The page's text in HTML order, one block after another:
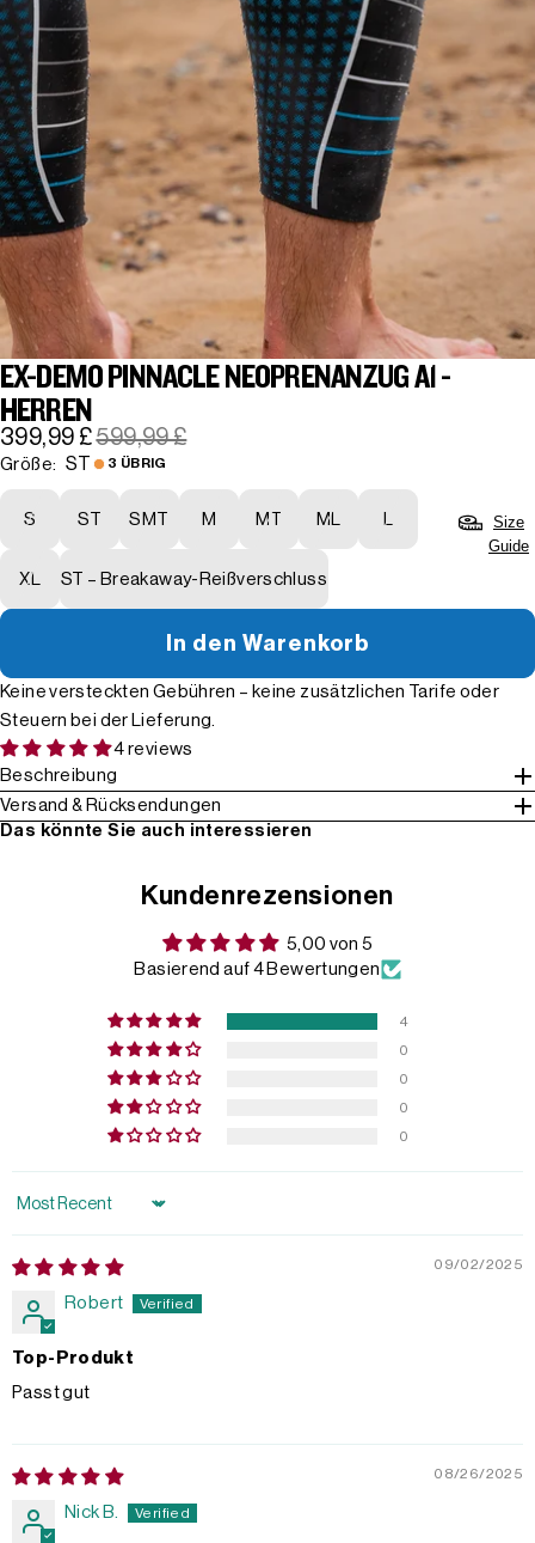
EX-DEMO PINNACLE NEOPRENANZUG A1 -
HERREN
399,99 £599,99 £
Größe: ST 3 ÜBRIG
S ST SMT M MT ML L
XL ST – Breakaway-Reißverschluss
Size
Guide
In den Warenkorb
Keine versteckten Gebühren – keine zusätzlichen Tarife oder
Steuern bei der Lieferung.
4 reviews
Beschreibung
Versand & Rücksendungen
Das könnte Sie auch interessieren
Kundenrezensionen
5,00 von 5
Basierend auf 4 Bewertungen
4
0
0
0
0
Sort by
09/02/2025
Robert
Top-Produkt
Passt gut
08/26/2025
Nick B.